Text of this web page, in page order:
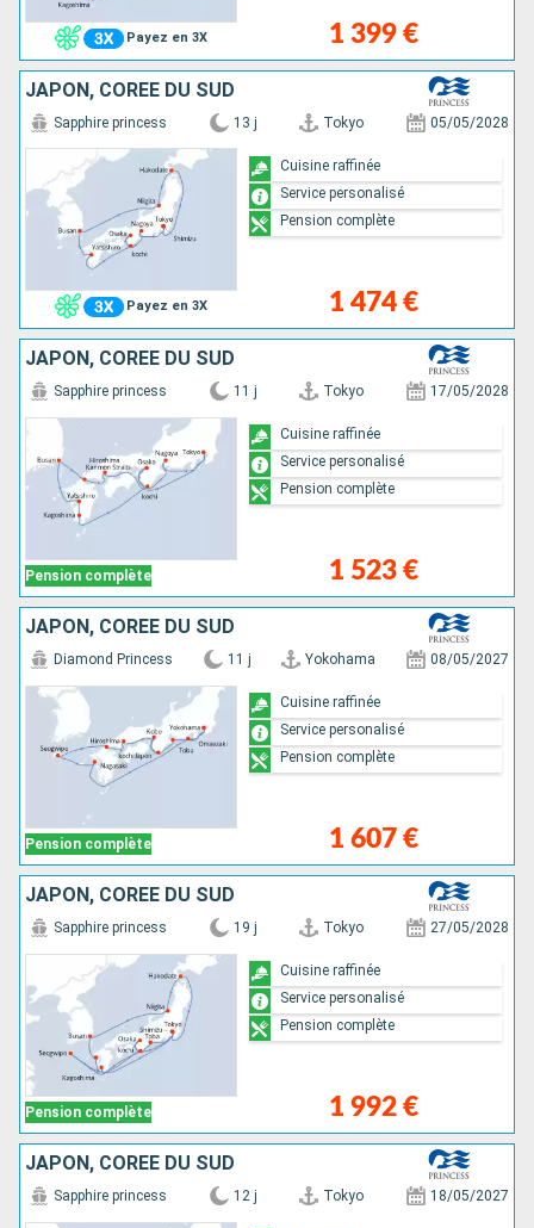
Payez en 3X 1 399 €
JAPON, CORÉE DU SUD
Payez en 3X
Sapphire princess 13 j Tokyo 05/05/2028
1 474 €
Cuisine raffinée
Service personalisé
Pension complète
JAPON, CORÉE DU SUD
Pension complète
Sapphire princess 11 j Tokyo 17/05/2028
1 523 €
Cuisine raffinée
Service personalisé
Pension complète
JAPON, CORÉE DU SUD
Pension complète
Diamond Princess 11 j Yokohama 08/05/2027
1 607 €
Cuisine raffinée
Service personalisé
Pension complète
JAPON, CORÉE DU SUD
Pension complète
Sapphire princess 19 j Tokyo 27/05/2028
1 992 €
Cuisine raffinée
Service personalisé
Pension complète
JAPON, CORÉE DU SUD
Sapphire princess 12 j Tokyo 18/05/2027